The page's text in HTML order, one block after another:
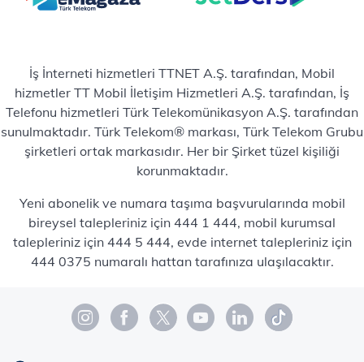
İş İnterneti hizmetleri TTNET A.Ş. tarafından, Mobil
hizmetler TT Mobil İletişim Hizmetleri A.Ş. tarafından, İş
Telefonu hizmetleri Türk Telekomünikasyon A.Ş. tarafından
sunulmaktadır. Türk Telekom® markası, Türk Telekom Grubu
şirketleri ortak markasıdır. Her bir Şirket tüzel kişiliği
korunmaktadır.
Yeni abonelik ve numara taşıma başvurularında mobil
bireysel talepleriniz için 444 1 444, mobil kurumsal
talepleriniz için 444 5 444, evde internet talepleriniz için
444 0375 numaralı hattan tarafınıza ulaşılacaktır.